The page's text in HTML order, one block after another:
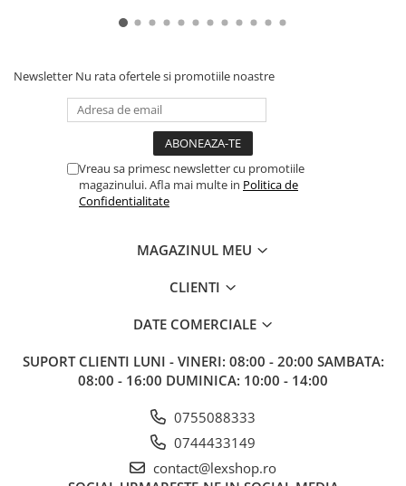
Newsletter Nu rata ofertele si promotiile noastre
Vreau sa primesc newsletter cu promotiile
magazinului. Afla mai multe in Politica de
Confidentialitate
MAGAZINUL MEU
CLIENTI
DATE COMERCIALE
SUPORT CLIENTI LUNI - VINERI: 08:00 - 20:00 SAMBATA:
08:00 - 16:00 DUMINICA: 10:00 - 14:00
0755088333
0744433149
contact@lexshop.ro